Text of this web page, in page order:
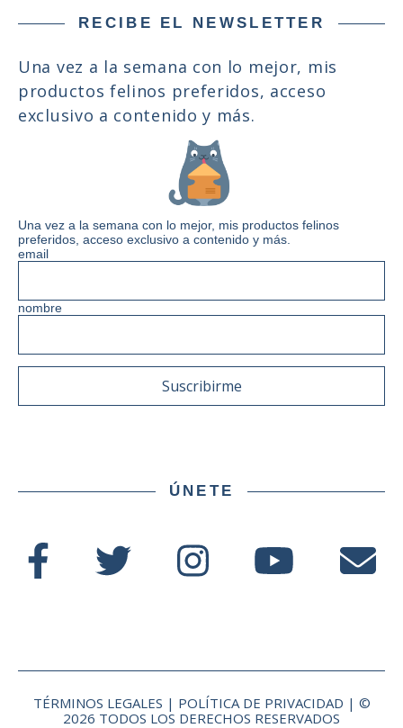
RECIBE EL NEWSLETTER
Una vez a la semana con lo mejor, mis
productos felinos preferidos, acceso
exclusivo a contenido y más.
Una vez a la semana con lo mejor, mis productos felinos
preferidos, acceso exclusivo a contenido y más.
email
nombre
ÚNETE
TÉRMINOS LEGALES | POLÍTICA DE PRIVACIDAD | ©
2026 TODOS LOS DERECHOS RESERVADOS